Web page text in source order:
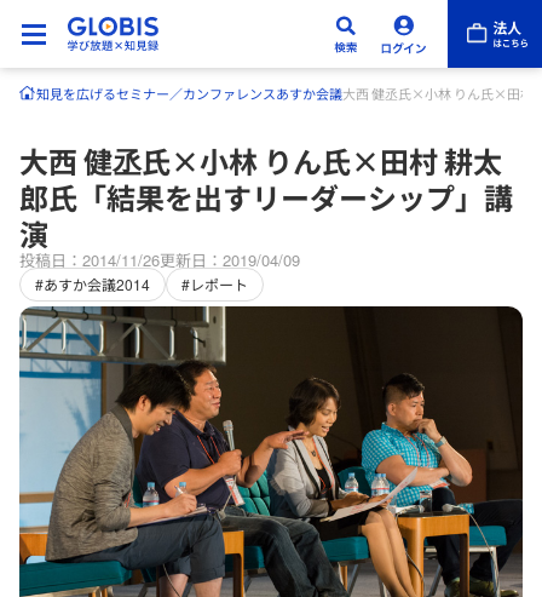
知見を広げるセミナー／カンファレンスあすか会議大西 健丞氏×小林 りん氏×田村
大西 健丞氏×小林 りん氏×田村 耕太
郎氏「結果を出すリーダーシップ」講
演
投稿日：2014/11/26更新日：2019/04/09
#あすか会議2014 #レポート